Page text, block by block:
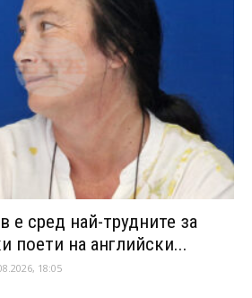
е сред най-трудните за
поети на английски...
18:05